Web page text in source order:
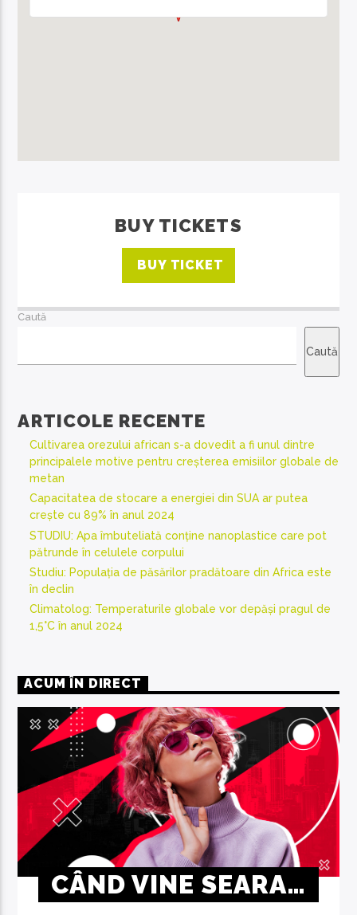
BUY TICKETS
BUY TICKET
Caută
Caută
ARTICOLE RECENTE
Cultivarea orezului african s-a dovedit a fi unul dintre
principalele motive pentru creșterea emisiilor globale de
metan
Capacitatea de stocare a energiei din SUA ar putea
crește cu 89% în anul 2024
STUDIU: Apa îmbuteliată conține nanoplastice care pot
pătrunde în celulele corpului
Studiu: Populația de păsărilor pradătoare din Africa este
în declin
Climatolog: Temperaturile globale vor depăși pragul de
1,5°C în anul 2024
ACUM ÎN DIRECT
CÂND VINE SEARA…